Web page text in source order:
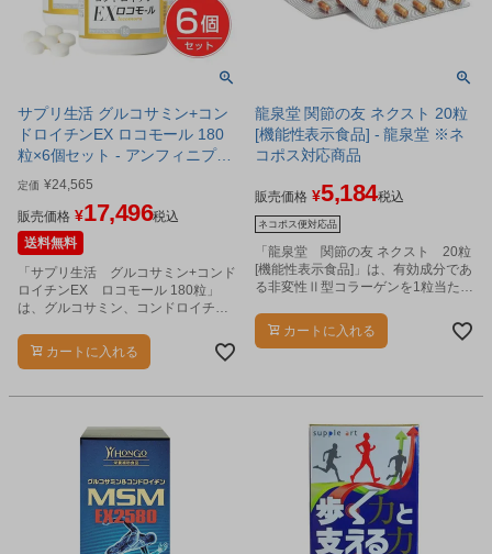
サプリ生活 グルコサミン+コン
ドロイチンEX ロコモール 180
粒×6個セット - アンフィニプロ
ジェクト
定価 ¥24,565
販売価格 ¥17,496税込
送料無料
「サプリ生活 グルコサミン+コンド
ロイチンEX ロコモール 180粒」
は、グルコサミン、コンドロイチ
コラーゲンなど関節のスムーズな動
きに欠かせない素材を配合したサプ
カートに入れる
龍泉堂 関節の友 ネクスト 20粒
[機能性表示食品] - 龍泉堂 ※ネ
コポス対応商品
販売価格 ¥5,184税込
ネコポス便対応品
「龍泉堂 関節の友 ネクスト 20粒
[機能性表示食品]」は、有効成分であ
る非変性Ⅱ型コラーゲンを1粒当たり
でいます。
カートに入れる